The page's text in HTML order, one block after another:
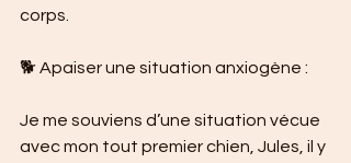
corps.
🐕 Apaiser une situation anxiogène :
Je me souviens d’une situation vécue
avec mon tout premier chien, Jules, il y